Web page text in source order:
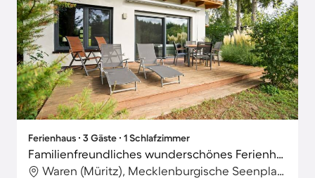
Ferienhaus ∙ 3 Gäste ∙ 1 Schlafzimmer
Familienfreundliches wunderschönes Ferienhaus mit Terrasse, Garten und Grill | Gartenblick | Haustierfreundlich
Waren (Müritz), Mecklenburgische Seenplatte, Deutschland